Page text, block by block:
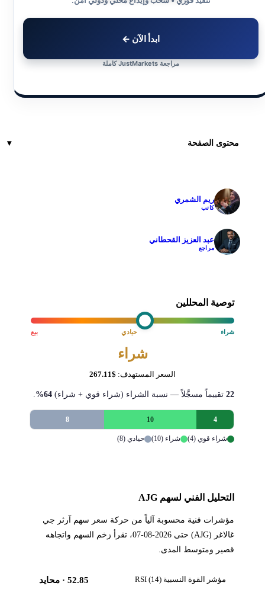
ابدأ الآن ←
مراجعة JustMarkets كاملة
محتوى الصفحة
ريم الشمري
كاتب
عبد العزيز القحطاني
مراجع
توصية المحللين
بيع حيادي شراء
شراء
السعر المستهدف: $267.11
22تقييماً مسجَّلاً — نسبة الشراء (شراء قوي + شراء) 64%
.
4
10
8
شراء قوي (4) شراء (10) حيادي (8)
التحليل الفني لسهم AJG
مؤشرات فنية محسوبة آلياً من حركة سعر سهم آرثر جي
غالاغر (AJG) حتى 2026-08-07، تقرأ زخم السهم واتجاهه
قصير ومتوسط المدى.
مؤشر القوة النسبية RSI (14) 52.85· محايد